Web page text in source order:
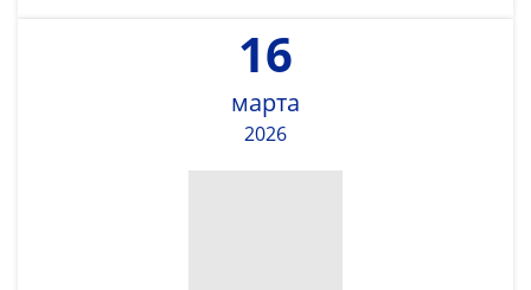
16
марта
2026